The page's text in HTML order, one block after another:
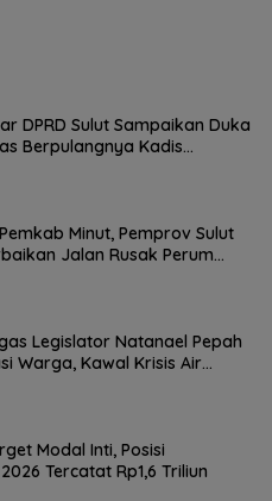
DPRD Sulut Sampaikan Duka
Berpulangnya Kadis
Minut, Pemprov Sulut
Jalan Rusak Perum
Legislator Natanael Pepah
Warga, Kawal Krisis Air
Modal Inti, Posisi
Tercatat Rp1,6 Triliun